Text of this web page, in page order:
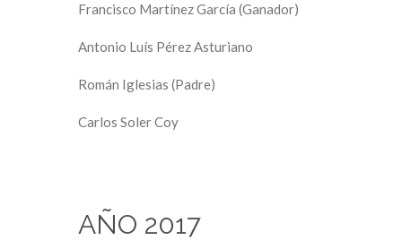
Francisco Martínez García (Ganador)
Antonio Luís Pérez Asturiano
Román Iglesias (Padre)
Carlos Soler Coy
AÑO 2017